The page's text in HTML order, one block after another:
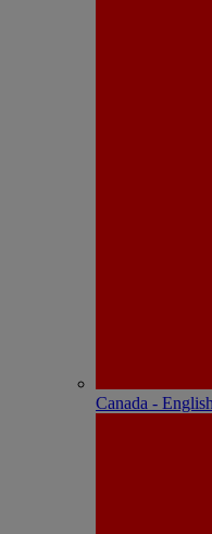
Canada - English